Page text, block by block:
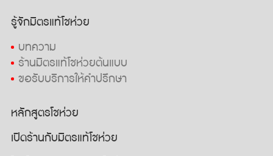
รู้จักมิตรแท้โชห่วย
บทความ
ร้านมิตรแท้โชห่วยต้นแบบ
ขอรับบริการให้คำปรึกษา
หลักสูตรโชห่วย
เปิดร้านกับมิตรแท้โชห่วย